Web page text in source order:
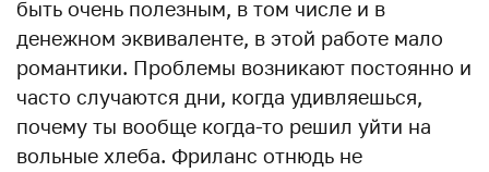
быть очень полезным, в том числе и в
денежном эквиваленте, в этой работе мало
романтики. Проблемы возникают постоянно и
часто случаются дни, когда удивляешься,
почему ты вообще когда-то решил уйти на
вольные хлеба. Фриланс отнюдь не